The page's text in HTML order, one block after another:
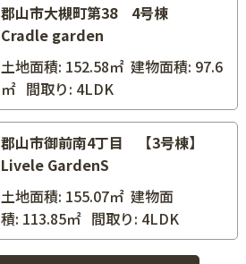
郡山市大槻町第38 4号棟
Cradle garden
土地面積: 152.58㎡建物面積: 97.6
㎡ 間取り: 4LDK
郡山市御前南4丁目 【3号棟】
Livele GardenS
土地面積: 155.07㎡建物面
積: 113.85㎡ 間取り: 4LDK